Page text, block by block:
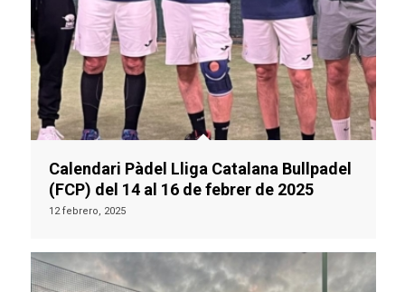
Calendari Pàdel Lliga Catalana Bullpadel
(FCP) del 14 al 16 de febrer de 2025
12 febrero, 2025